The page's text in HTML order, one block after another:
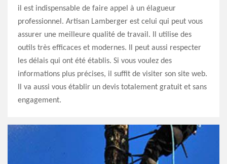
il est indispensable de faire appel à un élagueur
professionnel. Artisan Lamberger est celui qui peut vous
assurer une meilleure qualité de travail. Il utilise des
outils très efficaces et modernes. Il peut aussi respecter
les délais qui ont été établis. Si vous voulez des
informations plus précises, il suffit de visiter son site web.
Il va aussi vous établir un devis totalement gratuit et sans
engagement.